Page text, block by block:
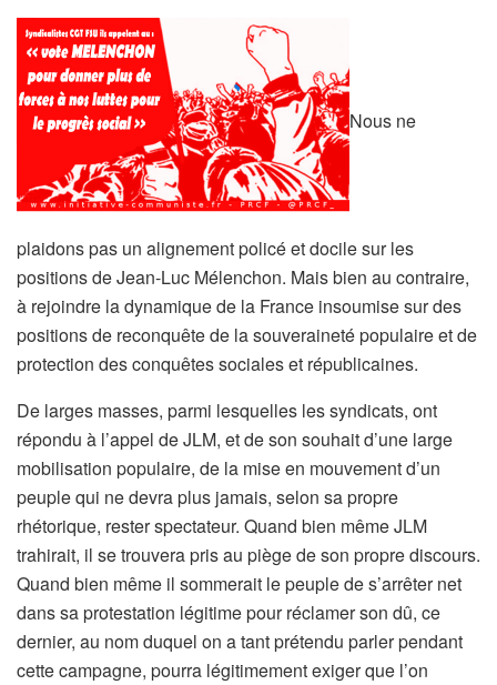
Nous ne
plaidons pas un alignement policé et docile sur les
positions de Jean-Luc Mélenchon. Mais bien au contraire,
à rejoindre la dynamique de la France insoumise sur des
positions de reconquête de la souveraineté populaire et de
protection des conquêtes sociales et républicaines.
De larges masses, parmi lesquelles les syndicats, ont
répondu à l’appel de JLM, et de son souhait d’une large
mobilisation populaire, de la mise en mouvement d’un
peuple qui ne devra plus jamais, selon sa propre
rhétorique, rester spectateur. Quand bien même JLM
trahirait, il se trouvera pris au piège de son propre discours.
Quand bien même il sommerait le peuple de s’arrêter net
dans sa protestation légitime pour réclamer son dû, ce
dernier, au nom duquel on a tant prétendu parler pendant
cette campagne, pourra légitimement exiger que l’on